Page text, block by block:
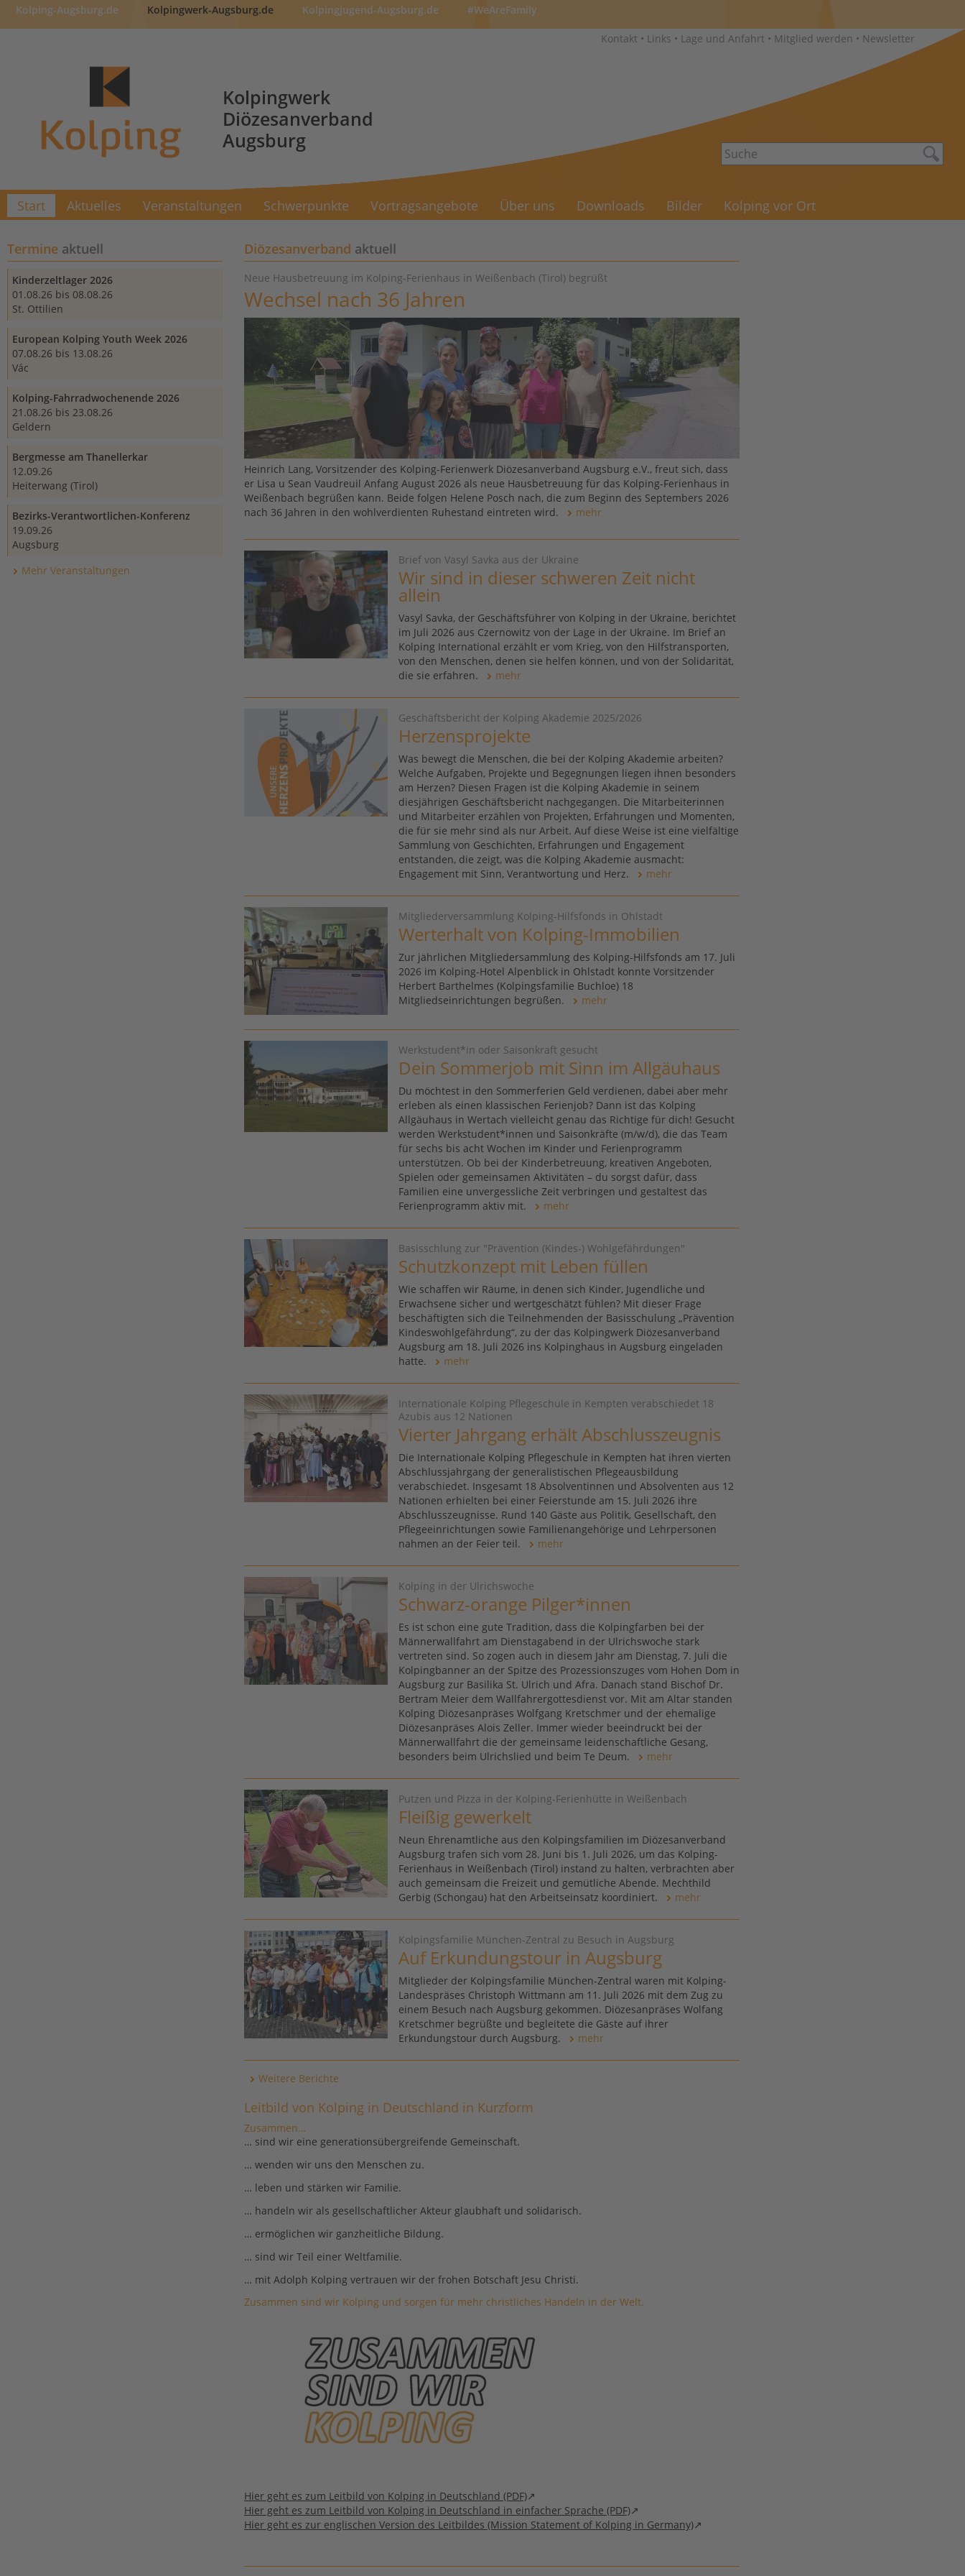
Kolping-Augsburg.de Kolpingwerk-Augsburg.de Kolpingjugend-Augsburg.de #WeAreFamily
Kontakt • Links • Lage und Anfahrt • Mitglied werden • Newsletter
Kolpingwerk
Diözesanverband
Augsburg
Start Aktuelles Veranstaltungen Schwerpunkte Vortragsangebote Über uns Downloads Bilder Kolping vor Ort
Termine aktuell
Kinderzeltlager 2026
01.08.26 bis 08.08.26
St. Ottilien
European Kolping Youth Week 2026
07.08.26 bis 13.08.26
Vác
Kolping-Fahrradwochenende 2026
21.08.26 bis 23.08.26
Geldern
Bergmesse am Thanellerkar
12.09.26
Heiterwang (Tirol)
Bezirks-Verantwortlichen-Konferenz
19.09.26
Augsburg
Mehr Veranstaltungen
Diözesanverband aktuell
Neue Hausbetreuung im Kolping-Ferienhaus in Weißenbach (Tirol) begrüßt
Wechsel nach 36 Jahren
Heinrich Lang, Vorsitzender des Kolping-Ferienwerk Diözesanverband Augsburg e.V., freut sich, dass
er Lisa u Sean Vaudreuil Anfang August 2026 als neue Hausbetreuung für das Kolping-Ferienhaus in
Weißenbach begrüßen kann. Beide folgen Helene Posch nach, die zum Beginn des Septembers 2026
nach 36 Jahren in den wohlverdienten Ruhestand eintreten wird.
mehr
Brief von Vasyl Savka aus der Ukraine
Wir sind in dieser schweren Zeit nicht
allein
Vasyl Savka, der Geschäftsführer von Kolping in der Ukraine, berichtet
im Juli 2026 aus Czernowitz von der Lage in der Ukraine. Im Brief an
Kolping International erzählt er vom Krieg, von den Hilfstransporten,
von den Menschen, denen sie helfen können, und von der Solidarität,
die sie erfahren.
mehr
Geschäftsbericht der Kolping Akademie 2025/2026
Herzensprojekte
Was bewegt die Menschen, die bei der Kolping Akademie arbeiten?
Welche Aufgaben, Projekte und Begegnungen liegen ihnen besonders
am Herzen? Diesen Fragen ist die Kolping Akademie in seinem
diesjährigen Geschäftsbericht nachgegangen. Die Mitarbeiterinnen
und Mitarbeiter erzählen von Projekten, Erfahrungen und Momenten,
die für sie mehr sind als nur Arbeit. Auf diese Weise ist eine vielfältige
Sammlung von Geschichten, Erfahrungen und Engagement
entstanden, die zeigt, was die Kolping Akademie ausmacht:
Engagement mit Sinn, Verantwortung und Herz.
mehr
Mitgliederversammlung Kolping-Hilfsfonds in Ohlstadt
Werterhalt von Kolping-Immobilien
Zur jährlichen Mitgliedersammlung des Kolping-Hilfsfonds am 17. Juli
2026 im Kolping-Hotel Alpenblick in Ohlstadt konnte Vorsitzender
Herbert Barthelmes (Kolpingsfamilie Buchloe) 18
Mitgliedseinrichtungen begrüßen.
mehr
Werkstudent*in oder Saisonkraft gesucht
Dein Sommerjob mit Sinn im Allgäuhaus
Du möchtest in den Sommerferien Geld verdienen, dabei aber mehr
erleben als einen klassischen Ferienjob? Dann ist das Kolping
Allgäuhaus in Wertach vielleicht genau das Richtige für dich! Gesucht
werden Werkstudent*innen und Saisonkräfte (m/w/d), die das Team
für sechs bis acht Wochen im Kinder und Ferienprogramm
unterstützen. Ob bei der Kinderbetreuung, kreativen Angeboten,
Spielen oder gemeinsamen Aktivitäten – du sorgst dafür, dass
Familien eine unvergessliche Zeit verbringen und gestaltest das
Ferienprogramm aktiv mit.
mehr
Basisschlung zur "Prävention (Kindes-) Wohlgefährdungen"
Schutzkonzept mit Leben füllen
Wie schaffen wir Räume, in denen sich Kinder, Jugendliche und
Erwachsene sicher und wertgeschätzt fühlen? Mit dieser Frage
beschäftigten sich die Teilnehmenden der Basisschulung „Prävention
Kindeswohlgefährdung“, zu der das Kolpingwerk Diözesanverband
Augsburg am 18. Juli 2026 ins Kolpinghaus in Augsburg eingeladen
hatte.
mehr
Internationale Kolping Pflegeschule in Kempten verabschiedet 18
Azubis aus 12 Nationen
Vierter Jahrgang erhält Abschlusszeugnis
Die Internationale Kolping Pflegeschule in Kempten hat ihren vierten
Abschlussjahrgang der generalistischen Pflegeausbildung
verabschiedet. Insgesamt 18 Absolventinnen und Absolventen aus 12
Nationen erhielten bei einer Feierstunde am 15. Juli 2026 ihre
Abschlusszeugnisse. Rund 140 Gäste aus Politik, Gesellschaft, den
Pflegeeinrichtungen sowie Familienangehörige und Lehrpersonen
nahmen an der Feier teil.
mehr
Kolping in der Ulrichswoche
Schwarz-orange Pilger*innen
Es ist schon eine gute Tradition, dass die Kolpingfarben bei der
Männerwallfahrt am Dienstagabend in der Ulrichswoche stark
vertreten sind. So zogen auch in diesem Jahr am Dienstag, 7. Juli die
Kolpingbanner an der Spitze des Prozessionszuges vom Hohen Dom in
Augsburg zur Basilika St. Ulrich und Afra. Danach stand Bischof Dr.
Bertram Meier dem Wallfahrergottesdienst vor. Mit am Altar standen
Kolping Diözesanpräses Wolfgang Kretschmer und der ehemalige
Diözesanpräses Alois Zeller. Immer wieder beeindruckt bei der
Männerwallfahrt die der gemeinsame leidenschaftliche Gesang,
besonders beim Ulrichslied und beim Te Deum.
mehr
Putzen und Pizza in der Kolping-Ferienhütte in Weißenbach
Fleißig gewerkelt
Neun Ehrenamtliche aus den Kolpingsfamilien im Diözesanverband
Augsburg trafen sich vom 28. Juni bis 1. Juli 2026, um das Kolping-
Ferienhaus in Weißenbach (Tirol) instand zu halten, verbrachten aber
auch gemeinsam die Freizeit und gemütliche Abende. Mechthild
Gerbig (Schongau) hat den Arbeitseinsatz koordiniert.
mehr
Kolpingsfamilie München-Zentral zu Besuch in Augsburg
Auf Erkundungstour in Augsburg
Mitglieder der Kolpingsfamilie München-Zentral waren mit Kolping-
Landespräses Christoph Wittmann am 11. Juli 2026 mit dem Zug zu
einem Besuch nach Augsburg gekommen. Diözesanpräses Wolfang
Kretschmer begrüßte und begleitete die Gäste auf ihrer
Erkundungstour durch Augsburg.
mehr
Weitere Berichte
Leitbild von Kolping in Deutschland in Kurzform
Zusammen…
… sind wir eine generationsübergreifende Gemeinschaft.
… wenden wir uns den Menschen zu.
… leben und stärken wir Familie.
… handeln wir als gesellschaftlicher Akteur glaubhaft und solidarisch.
… ermöglichen wir ganzheitliche Bildung.
… sind wir Teil einer Weltfamilie.
… mit Adolph Kolping vertrauen wir der frohen Botschaft Jesu Christi.
Zusammen sind wir Kolping und sorgen für mehr christliches Handeln in der Welt.
Hier geht es zum Leitbild von Kolping in Deutschland (PDF)
Hier geht es zum Leitbild von Kolping in Deutschland in einfacher Sprache (PDF)
Hier geht es zur englischen Version des Leitbildes (Mission Statement of Kolping in Germany)